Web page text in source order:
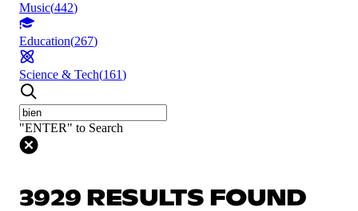
Music(442)
Education(267)
Science & Tech(161)
"ENTER" to Search
3929 RESULTS FOUND